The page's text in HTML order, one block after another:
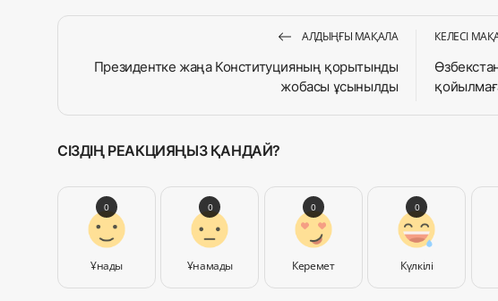
АЛДЫҢҒЫ МАҚАЛА
Президентке жаңа Конституцияның қорытынды
жобасы ұсынылды
КЕЛЕСІ
СІЗДІҢ РЕАКЦИЯҢЫЗ ҚАНДАЙ?
Ұнады
0
Ұнамады
0
Керемет
0
Күлкілі
0